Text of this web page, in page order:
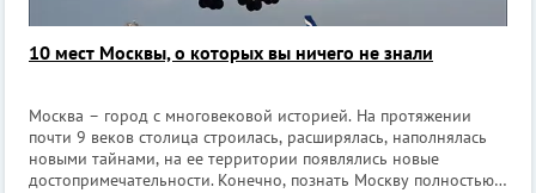
10 мест Москвы, о которых вы ничего не знали
Москва – город с многовековой историей. На протяжении
почти 9 веков столица строилась, расширялась, наполнялась
новыми тайнами, на ее территории появлялись новые
достопримечательности. Конечно, познать Москву полностью,